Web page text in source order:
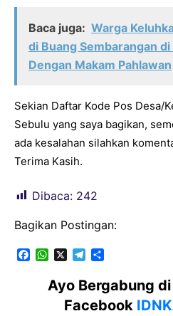
Baca juga: Warga
di Buang Sembarangan
Dengan Makam Pahlawan
Sekian Daftar Kode Pos Desa/
Sebulu yang saya bagikan,
ada kesalahan silahkan
Terima Kasih.
Dibaca: 242
Bagikan Postingan:
F
W
a
t
X
T
l
e
g
a
r
e
Ayo Bergabung
Facebook